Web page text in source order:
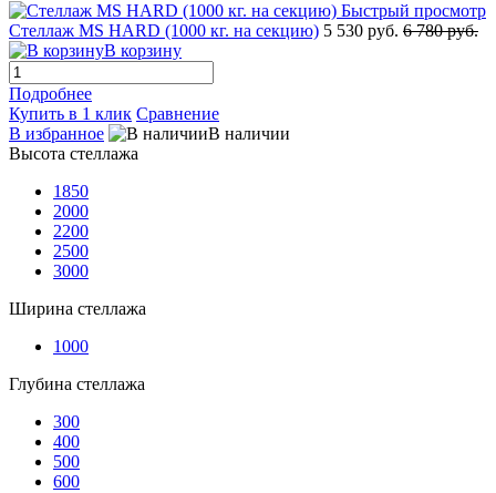
Быстрый просмотр
Стеллаж MS HARD (1000 кг. на секцию) 5 530 руб. 6 780 руб.
В корзину
Подробнее
Купить в 1 клик Сравнение
В избранное
В наличии
Высота стеллажа
1850
2000
2200
2500
3000
Ширина стеллажа
1000
Глубина стеллажа
300
400
500
600